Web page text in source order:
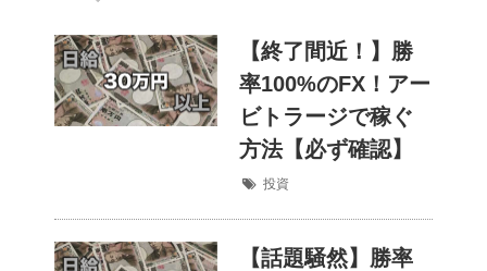
【終了間近！】勝
率100%のFX！アー
ビトラージで稼ぐ
方法【必ず確認】
投資
【話題騒然】勝率